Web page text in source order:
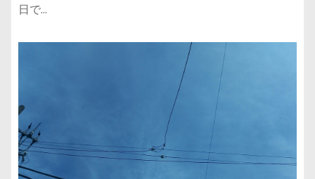
日で…